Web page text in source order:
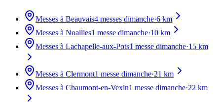
Messes à Beauvais4 messes dimanche·6 km
Messes à Noailles1 messe dimanche·10 km
Messes à Lachapelle-aux-Pots1 messe dimanche·15 km
Messes à Clermont1 messe dimanche·21 km
Messes à Chaumont-en-Vexin1 messe dimanche·22 km